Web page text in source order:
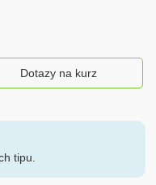
Dotazy na kurz
tipu.